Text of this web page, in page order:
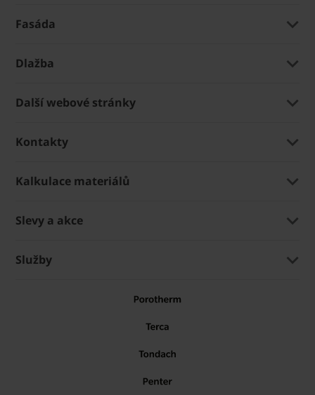
Fasáda
Dlažba
Další webové stránky
Kontakty
Kalkulace materiálů
Slevy a akce
Služby